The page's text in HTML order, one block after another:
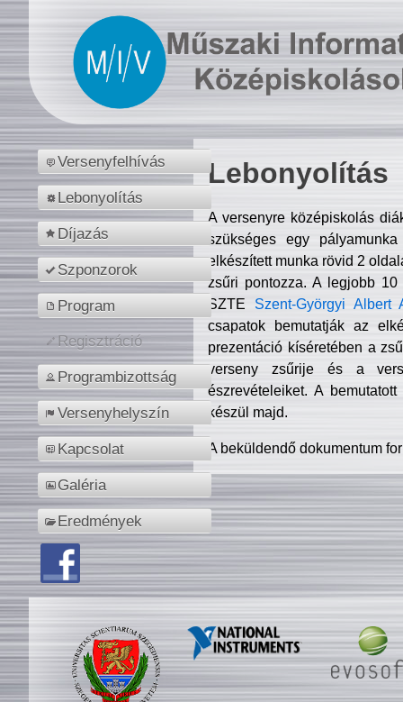
Versenyfelhívás
Lebonyolítás
Díjazás
Szponzorok
Program
Regisztráció
Programbizottság
Versenyhelyszín
Kapcsolat
Galéria
Eredmények
Lebonyolítás
A versenyre középiskolás
szükséges egy
elkészített munka rövid 2
zsűri pontozza. A legjobb
SZTE Szent-Györgyi Albert
csapatok bemutatják az
prezentáció kíséretében a
verseny zsűrije és a
észrevételeiket. A
készül majd.
A beküldendő dokumentum